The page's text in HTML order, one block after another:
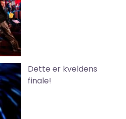
Dette er kveldens
finale!